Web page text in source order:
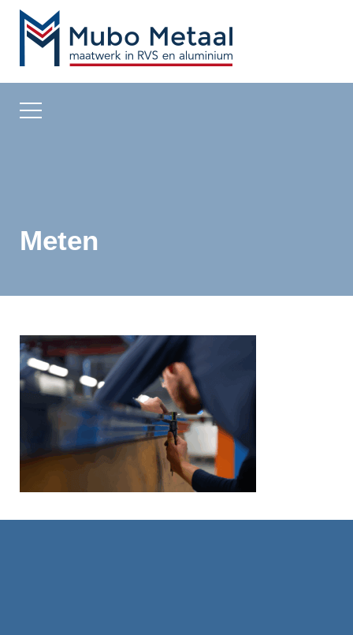
Meten